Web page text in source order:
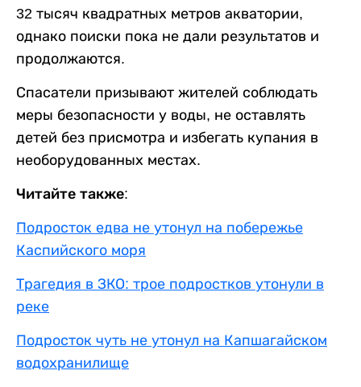
32 тысяч квадратных метров акватории,
однако поиски пока не дали результатов и
продолжаются.
Спасатели призывают жителей соблюдать
меры безопасности у воды, не оставлять
детей без присмотра и избегать купания в
необорудованных местах.
Читайте также:
Подросток едва не утонул на побережье
Каспийского моря
Трагедия в ЗКО: трое подростков утонули в
реке
Подросток чуть не утонул на Капшагайском
водохранилище